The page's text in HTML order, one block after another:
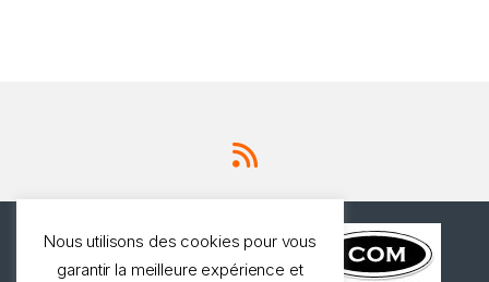
Nous utilisons des cookies pour vous
garantir la meilleure expérience et